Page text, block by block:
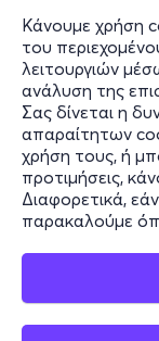
Κάνουμε χρήση
του
λειτουργιών
ανάλυση της
Σας δίνεται η
απαραίτητων
χρήση τους, ή
προτιμήσεις,
Διαφορετικά,
παρακαλούμε